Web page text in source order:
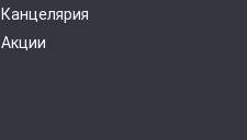
Канцелярия
Акции